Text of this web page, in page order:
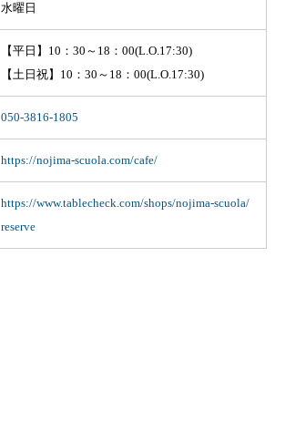
水曜日
【平日】10：30～18：00(L.O.17:30)
【土日祝】10：30～18：00(L.O.17:30)
050-3816-1805
https://nojima-scuola.com/cafe/
https://www.tablecheck.com/shops/nojima-scuola/
reserve